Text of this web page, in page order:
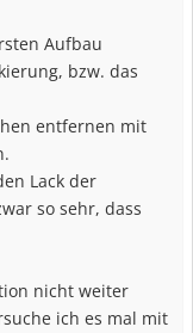
Aufbau
bzw. das
entfernen mit
Lack der
so sehr, dass
nicht weiter
ich es mal mit